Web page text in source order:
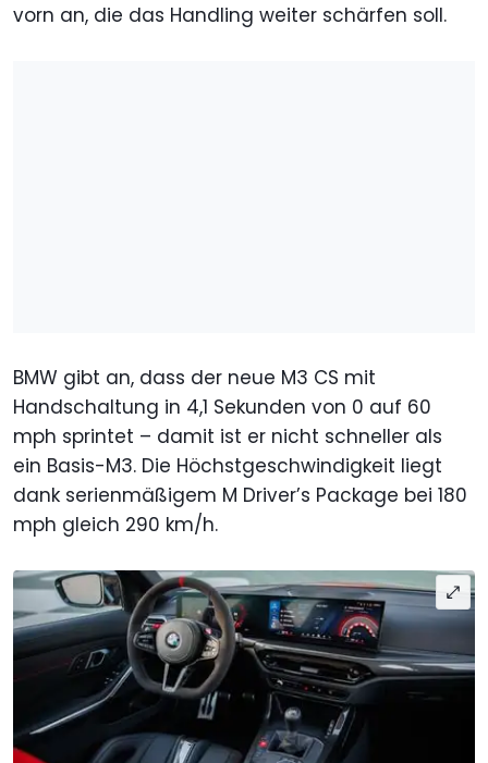
vorn an, die das Handling weiter schärfen soll.
BMW gibt an, dass der neue M3 CS mit
Handschaltung in 4,1 Sekunden von 0 auf 60
mph sprintet – damit ist er nicht schneller als
ein Basis-M3. Die Höchstgeschwindigkeit liegt
dank serienmäßigem M Driver’s Package bei 180
mph gleich 290 km/h.